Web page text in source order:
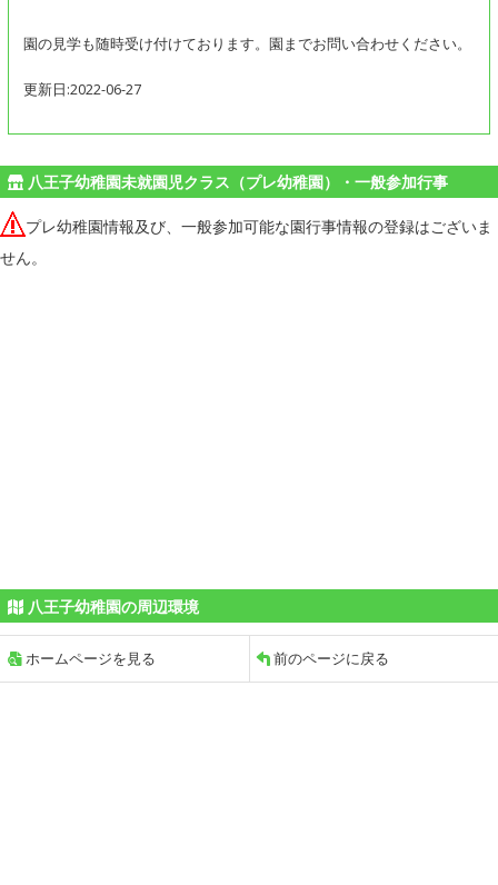
園の見学も随時受け付けております。園までお問い合わせください。
更新日:2022-06-27
八王子幼稚園未就園児クラス（プレ幼稚園）・一般参加行事
プレ幼稚園情報及び、一般参加可能な園行事情報の登録はございま
せん。
八王子幼稚園の周辺環境
ホームページを見る 前のページに戻る